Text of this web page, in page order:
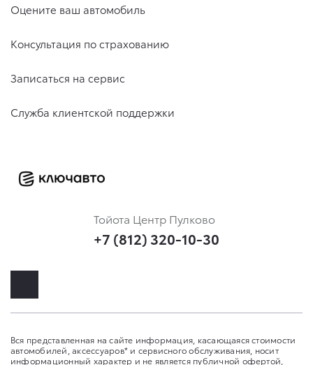
Оцените ваш автомобиль
Консультация по страхованию
Записаться на сервис
Служба клиентской поддержки
Тойота Центр Пулково
+7 (812) 320-10-30
Вся представленная на сайте информация, касающаяся стоимости
автомобилей, аксессуаров* и сервисного обслуживания, носит
информационный характер и не является публичной офертой,